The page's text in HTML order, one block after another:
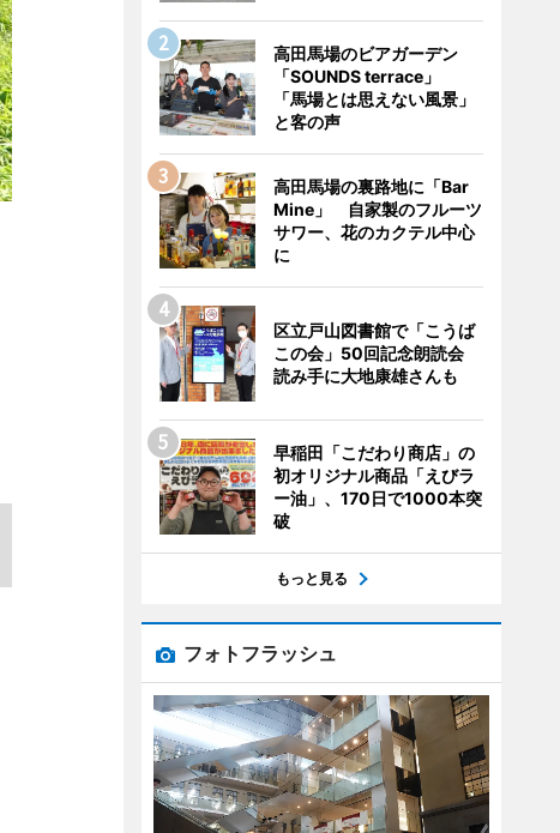
高田馬場のビアガーデン
「SOUNDS terrace」
「馬場とは思えない風景」
と客の声
高田馬場の裏路地に「Bar
Mine」 自家製のフルーツ
サワー、花のカクテル中心
に
区立戸山図書館で「こうば
この会」50回記念朗読会
読み手に大地康雄さんも
早稲田「こだわり商店」の
初オリジナル商品「えびラ
ー油」、170日で1000本突
破
もっと見る
フォトフラッシュ